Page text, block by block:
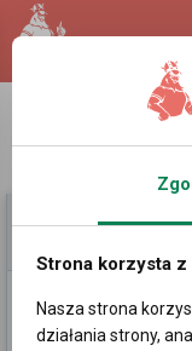
LANCASTER
28.3 °C
Moje
Strona korzysta
Nasza strona
działania strony,